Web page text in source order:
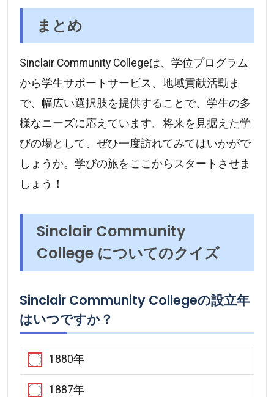
まとめ
Sinclair Community Collegeは、学位プログラム
から学生サポートサービス、地域貢献活動ま
で、幅広い選択肢を提供することで、学生の多
様なニーズに応えています。将来を見据えた学
びの場として、ぜひ一度訪れてみてはいかがで
しょうか。学びの旅をここからスタートさせま
しょう！
Sinclair Community
College についてのクイズ
Sinclair Community Collegeの設立年
はいつですか？
1880年
1887年